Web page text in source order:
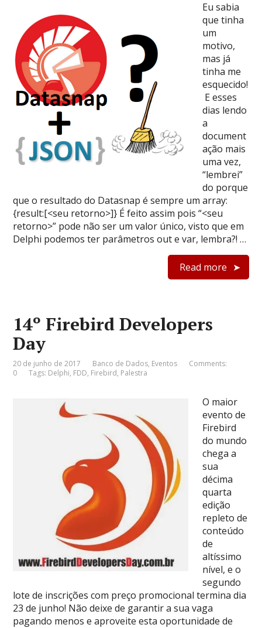
Eu sabia
que tinha
um
motivo,
mas já
tinha me
esquecido!
E esses
dias lendo
a
document
ação mais
uma vez,
“lembrei”
do porque
que o resultado do Datasnap é sempre um array:
{result:[<seu retorno>]} É feito assim pois “<seu
retorno>” pode não ser um valor único, visto que em
Delphi podemos ter parâmetros out e var, lembra?! …
Read more
14º Firebird Developers
Day
20 de junho de 2017 Banco de Dados, Eventos
Comments:
0
Tags: Delphi, FDD, Firebird, Palestra
O maior
evento de
Firebird
do mundo
chega a
sua
décima
quarta
edição
repleto de
conteúdo
de
altíssimo
nível, e o
segundo
lote de inscrições com preço promocional termina dia
23 de junho! Não deixe de garantir a sua vaga
pagando menos e aproveite esta oportunidade de